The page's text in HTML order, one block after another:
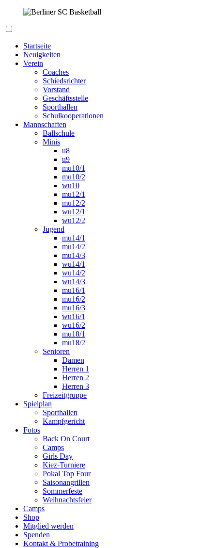
springen
Startseite
Neuigkeiten
Verein
Coaches
Schiedsrichter
Vorstand
Geschäftsstelle
Sporthallen
Schulkooperationen
Mannschaften
Ballschule
Minis
u8
u9
mu10/1
mu10/2
wu10
mu12/1
mu12/2
wu12/1
wu12/2
Jugend
mu14/1
mu14/2
mu14/3
wu14/1
wu14/2
wu14/3
mu16/1
mu16/2
mu16/3
wu16/1
wu16/2
mu18/1
mu18/2
Senioren
Damen
Herren 1
Herren 2
Herren 3
Freizeitgruppe
Spielplan
Sporthallen
Kampfgericht
Fotos
Back On Court
Camps
Girls Day
Kiez-Turniere
Pokal Top Four
Saisonangrillen
Sommerfeste
Weihnachtsfeier
Camps
Shop
Mitglied werden
Spenden
Kontakt & Probetraining